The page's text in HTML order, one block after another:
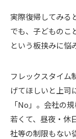
実際復帰してみる
でも、子どものこ
という板挟みに悩
フレックスタイム
げてほしいと上司
「No」。会社の
若くて、昼夜・休
社等の制限もない